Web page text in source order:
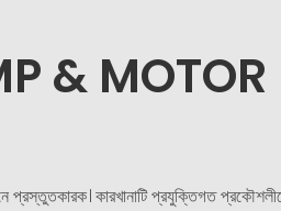
& MOTOR
প্রস্তুতকারক। কারখানাটি প্রযুক্তিগত